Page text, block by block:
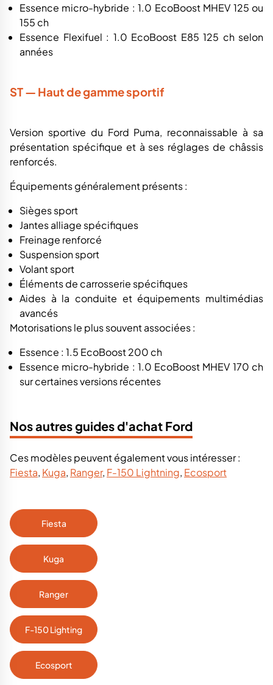
Essence micro-hybride : 1.0 EcoBoost MHEV 125 ou
155 ch
Essence Flexifuel : 1.0 EcoBoost E85 125 ch selon
années
ST — Haut de gamme sportif
Version sportive du Ford Puma, reconnaissable à sa
présentation spécifique et à ses réglages de châssis
renforcés.
Équipements généralement présents :
Sièges sport
Jantes alliage spécifiques
Freinage renforcé
Suspension sport
Volant sport
Éléments de carrosserie spécifiques
Aides à la conduite et équipements multimédias
avancés
Motorisations le plus souvent associées :
Essence : 1.5 EcoBoost 200 ch
Essence micro-hybride : 1.0 EcoBoost MHEV 170 ch
sur certaines versions récentes
Nos autres guides d'achat Ford
Ces modèles peuvent également vous intéresser :
Fiesta, Kuga, Ranger, F-150 Lightning, Ecosport
Fiesta
Kuga
Ranger
F-150 Lighting
Ecosport